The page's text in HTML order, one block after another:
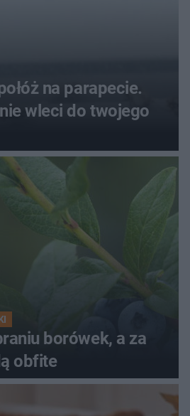
na parapecie.
wleci do twojego
borówek, a za
obfite